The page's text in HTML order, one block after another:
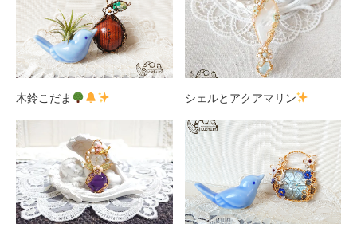
木鈴こだま シェルとアクアマリン